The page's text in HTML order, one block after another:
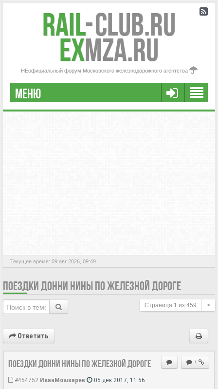
Rail-Club.RU
exMZA.RU
НЕофициальный форум Московского железнодорожного агентства
МЕНЮ
РЕГИСТРАЦИЯ
Текущее время: 09 авг 2026, 09:49
ПОЕЗДКИ ДОННИ НИНЫ ПО ЖЕЛЕЗНОЙ ДОРОГЕ
Страница 1 из 459 >
Ответить
+
Поездки Донни Нины по железной дороге
#454752 ИванМошкарев 05 дек 2017, 11:56